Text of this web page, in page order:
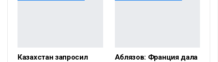
Казахстан запросил
Аблязов: Франция дала